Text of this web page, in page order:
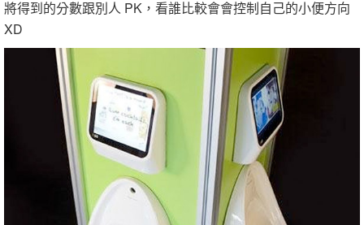
將得到的分數跟別人 PK，看誰比較會會控制自己的小便方向
XD